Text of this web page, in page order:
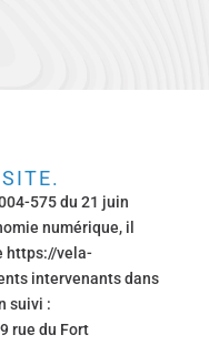
575 du 21 juin
numérique, il
https://vela-
intervenants dans
suivi :
rue du Fort